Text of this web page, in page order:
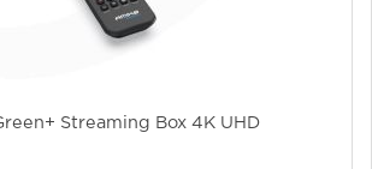
Streaming Box 4K UHD